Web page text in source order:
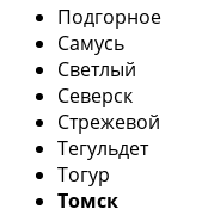
Подгорное
Самусь
Светлый
Северск
Стрежевой
Тегульдет
Тогур
Томск